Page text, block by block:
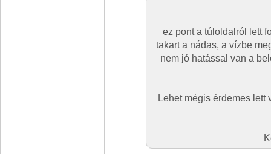
ez pont a túloldalról lett
takart a nádas, a vízbe
nem jó hatással van a
Lehet mégis érdemes lett